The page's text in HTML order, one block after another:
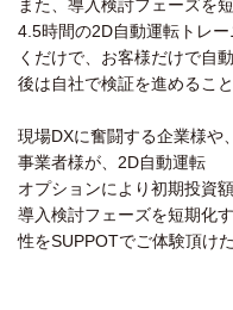
また、導入検討フェーズを
4.5時間の2D自動運転トレ
くだけで、お客様だけで自
後は自社で検証を進めること
現場DXに奮闘する企業様や
事業者様が、2D自動運転
オプションにより初期投資
導入検討フェーズを短期化
性をSUPPOTでご体験頂け